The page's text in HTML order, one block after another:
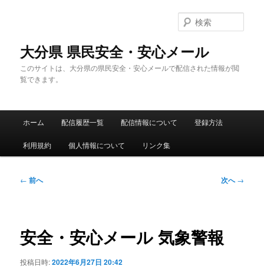
大分県 県民安全・安心メール
このサイトは、大分県の県民安全・安心メールで配信された情報が閲
覧できます。
索
メ
ホーム 配信履歴一覧 配信情報について 登録方法
利用規約 個人情報について リンク集
投
ゲ
ー
ョ
← 前へ 次へ→
安全・安心メール 気象警報
投稿日時:2022年6月27日 20:42